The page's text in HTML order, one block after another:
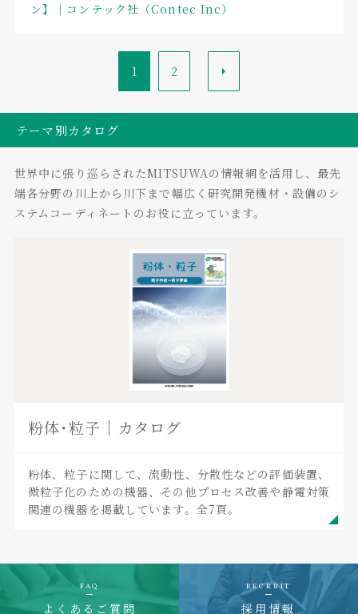
ン】｜コンテック社（Contec Inc）
1 2
テーマ別カタログ
世界中に張り巡らされたMITSUWAの情報網を活用し、最先
端各分野の川上から川下まで幅広く研究開発機材・設備のシ
ステムコーディネートのお役に立っています。
粉体･粒子｜カタログ
粉体、粒子に関して、流動性、分散性などの評価装置、
微粒子化のための機器、その他プロセス改善や静電対策
関連の機器を掲載しています。全7頁。
FAQ
よくあるご質問
RECRUIT
採用情報